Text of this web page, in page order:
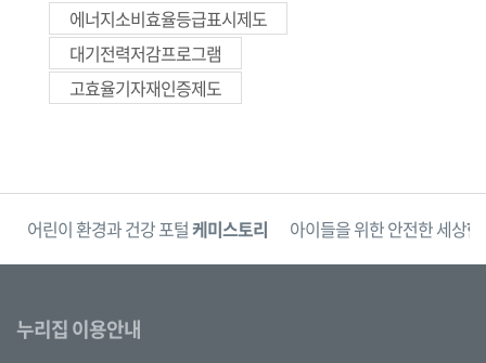
에너지소비효율등급표시제도
대기전력저감프로그램
고효율기자재인증제도
어린이 환경과 건강 포털케미스토리 아이들을 위한 안전한 세상
누리집 이용안내